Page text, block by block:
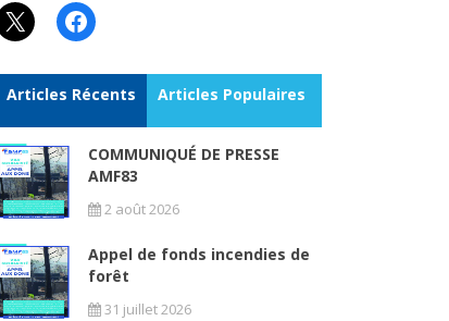
X Facebook
Articles Récents Articles Populaires
COMMUNIQUÉ DE PRESSE
AMF83
2 août 2026
Appel de fonds incendies de
forêt
31 juillet 2026